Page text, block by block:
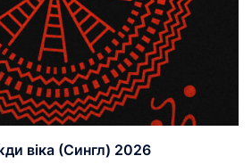
віка (Сингл) 2026